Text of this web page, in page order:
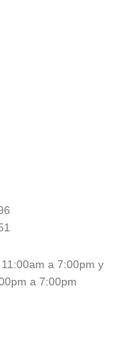
a 7:00pm y
a 7:00pm